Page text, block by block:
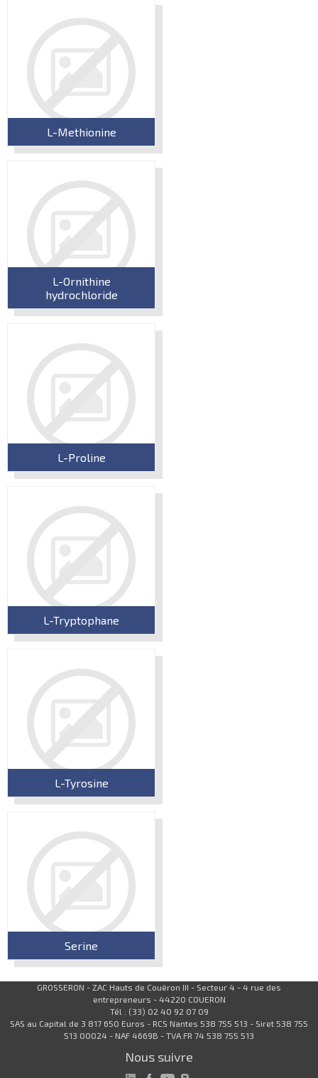
L-Methionine
L-Ornithine
hydrochloride
L-Proline
L-Tryptophane
L-Tyrosine
Serine
GROSSERON - ZAC Hauts de Couëron III - Secteur 4 - 4 rue des
entrepreneurs - 44220 COUERON
Tél : (33) 02 40 92 07 09
SAS au Capital de 3 817 650 Euros - RCS Nantes 538 755 513 - Siret 538 755
513 00024 - NAF 4669B - TVA FR 74 538 755 513
Nous suivre